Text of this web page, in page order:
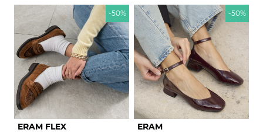
-50%
ERAM FLEX
-50%
ERAM